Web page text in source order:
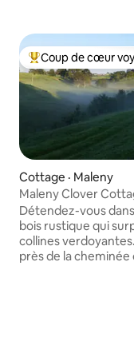
Coup de cœur
Coup de cœur
Cottage · Maleny
Maleny Clover
Détendez-vous
bois rustique qui
collines
près de la